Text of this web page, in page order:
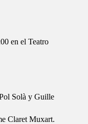
en el Teatro
Solà y Guille
Claret Muxart.